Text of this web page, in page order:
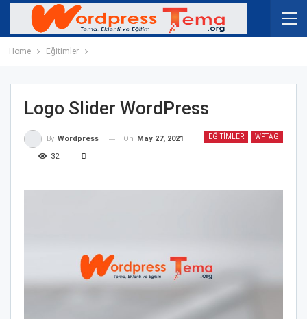
Home Eğitimler
Logo Slider WordPress
EĞITIMLER WPTAG
By Wordpress On May 27, 2021
32